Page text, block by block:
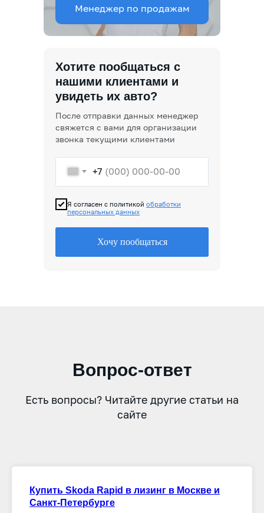
+7
Я согласен с политикой обработки
персональных данных
Хочу пообщаться
Хотите пообщаться с
нашими клиентами и
увидеть их авто?
После отправки данных менеджер
свяжется с вами для организации
звонка текущими клиентами
Менеджер по продажам
Вопрос-ответ
Есть вопросы? Читайте другие статьи на
сайте
Купить Skoda Rapid в лизинг в Москве и
Санкт-Петербурге